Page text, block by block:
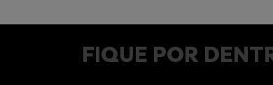
FIQUE POR